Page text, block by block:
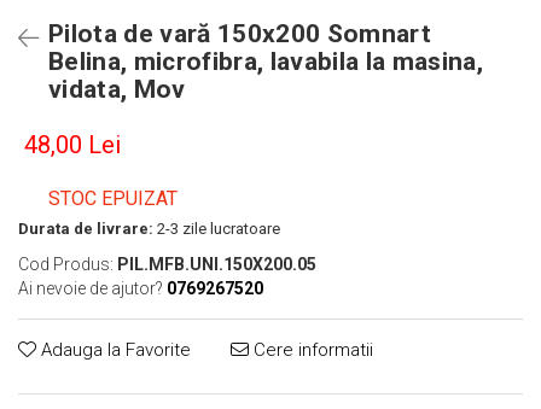
Pilota de vară 150x200 Somnart
Belina, microfibra, lavabila la masina,
vidata, Mov
48,00 Lei
STOC EPUIZAT
Durata de livrare: 2-3 zile lucratoare
Cod Produs: PIL.MFB.UNI.150X200.05
Ai nevoie de ajutor? 0769267520
Adauga la Favorite Cere informatii